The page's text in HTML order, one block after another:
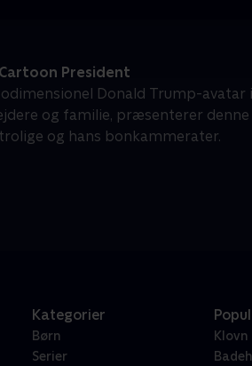
President
Donald Trump-
og familie, præsenterer
og hans bonkammerater.
Kategorier
Børn
Serier
Klovn